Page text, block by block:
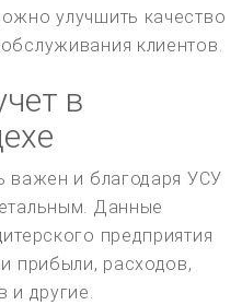
улучшить качество
клиентов.
в
важен и благодаря УСУ
Данные
предприятия
прибыли, расходов,
и другие.